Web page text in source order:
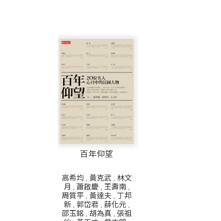
百年仰望
高希均 , 黃克武 , 林文
月 , 蕭啟慶 , 王壽南 ,
周質平 , 黃達夫 , 丁邦
新 , 郭岱君 , 薛化元 ,
邵玉銘 , 胡為真 , 張祖